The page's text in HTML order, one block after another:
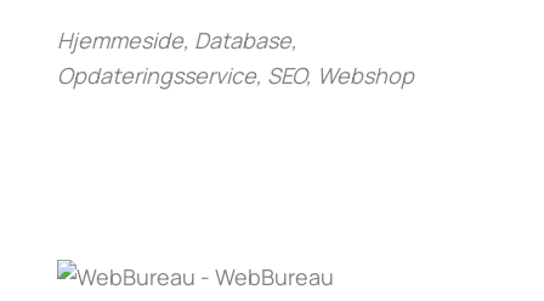
Hjemmeside, Database,
Opdateringsservice, SEO, Webshop